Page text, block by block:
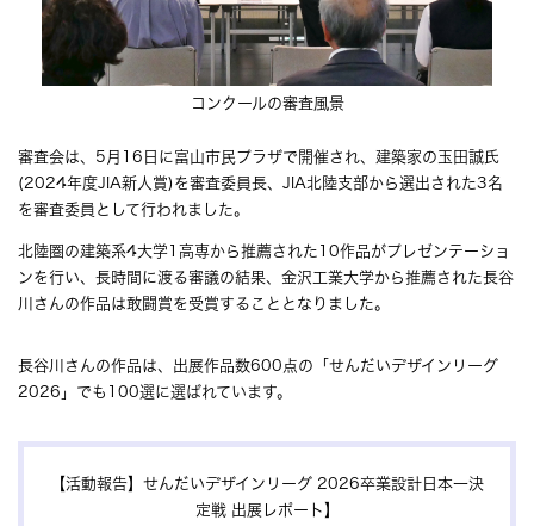
コンクールの審査風景
審査会は、5月16日に富山市民プラザで開催され、建築家の玉田誠氏
(2024年度JIA新人賞)を審査委員長、JIA北陸支部から選出された3名
を審査委員として行われました。
北陸圏の建築系4大学1高専から推薦された10作品がプレゼンテーショ
ンを行い、長時間に渡る審議の結果、金沢工業大学から推薦された長谷
川さんの作品は敢闘賞を受賞することとなりました。
長谷川さんの作品は、出展作品数600点の「せんだいデザインリーグ
2026」でも100選に選ばれています。
【活動報告】せんだいデザインリーグ 2026卒業設計日本一決
定戦 出展レポート】